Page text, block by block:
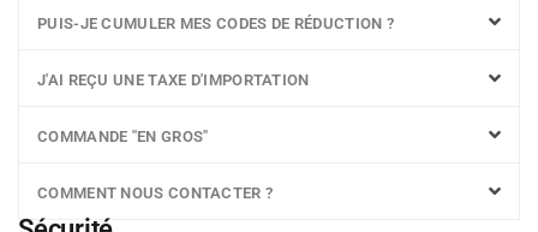
PUIS-JE CUMULER MES CODES DE RÉDUCTION ?
J'AI REÇU UNE TAXE D'IMPORTATION
COMMANDE "EN GROS"
COMMENT NOUS CONTACTER ?